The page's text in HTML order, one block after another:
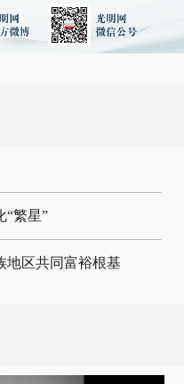
“繁星”
地区共同富裕根基